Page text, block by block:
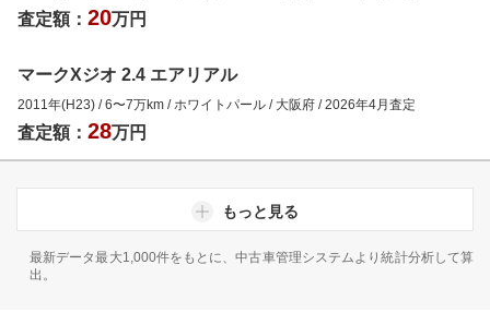
査定額： 20万円
マークXジオ 2.4 エアリアル
2011年(H23) /6〜7万km / ホワイトパール / 大阪府 /2026年4月査定
査定額： 28万円
もっと見る
最新データ最大1,000件をもとに、中古車管理システムより統計分析して算
出。